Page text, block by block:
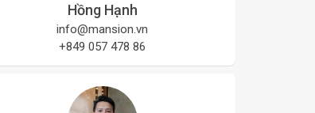
Hồng Hạnh
info@mansion.vn
+849 057 478 86